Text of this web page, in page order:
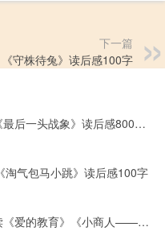
下一篇
《守株待兔》读后感100字
《最后一头战象》读后感800字（精选2篇）
《淘气包马小跳》读后感100字
读《爱的教育》《小商人——卡洛斐》有感